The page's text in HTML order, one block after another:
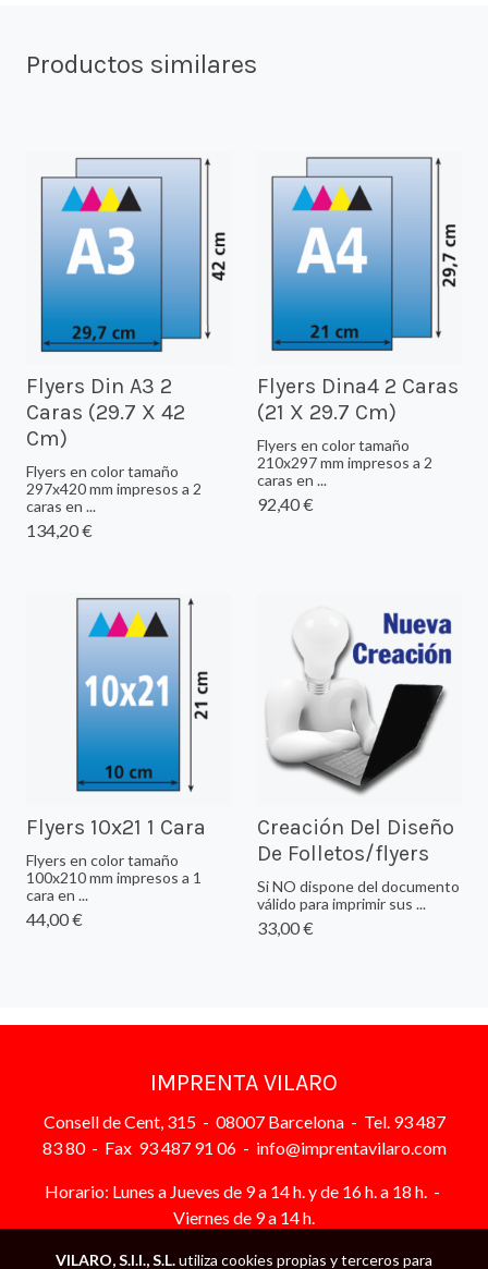
Productos similares
Flyers Din A3 2
Caras (29.7 X 42
Cm)
Flyers en color tamaño
297x420 mm impresos a 2
caras en ...
134,20 €
Flyers Dina4 2 Caras
(21 X 29.7 Cm)
Flyers en color tamaño
210x297 mm impresos a 2
caras en ...
92,40 €
Flyers 10x21 1 Cara
Flyers en color tamaño
100x210 mm impresos a 1
cara en ...
44,00 €
Creación Del Diseño
De Folletos/flyers
Si NO dispone del documento
válido para imprimir sus ...
33,00 €
IMPRENTA VILARO
Consell de Cent, 315 - 08007 Barcelona - Tel. 93 487
83 80 - Fax 93 487 91 06 - info@imprentavilaro.com
Horario: Lunes a Jueves de 9 a 14 h. y de 16 h. a 18 h. -
Viernes de 9 a 14 h.
VILARO, S.I.I., S.L.utiliza cookies propias y terceros para